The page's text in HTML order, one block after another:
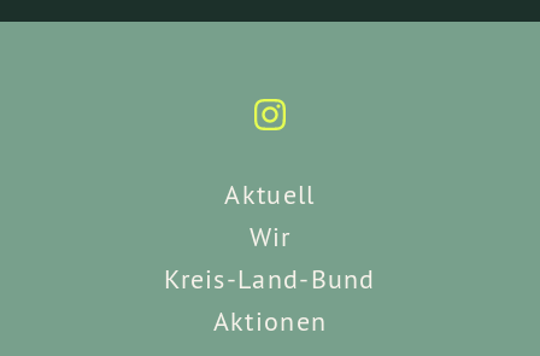
Aktuell
Wir
Kreis-Land-Bund
Aktionen